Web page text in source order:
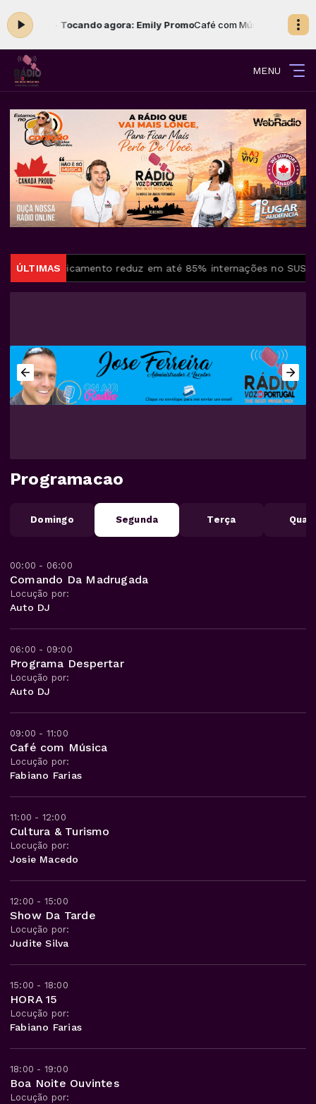
12:00 - Tocando agora: Emily PromoCafé com Música com
MENU
ÚLTIMAS
Medicamento reduz em até 85% internações no SUS
Programacao
Domingo Segunda Terça
00:00 - 06:00
Comando Da Madrugada
Locução por:
Auto DJ
06:00 - 09:00
Programa Despertar
Locução por:
Auto DJ
09:00 - 11:00
Café com Música
Locução por:
Fabiano Farias
11:00 - 12:00
Cultura & Turismo
Locução por:
Josie Macedo
12:00 - 15:00
Show Da Tarde
Locução por:
Judite Silva
15:00 - 18:00
HORA 15
Locução por:
Fabiano Farias
18:00 - 19:00
Boa Noite Ouvintes
Locução por: